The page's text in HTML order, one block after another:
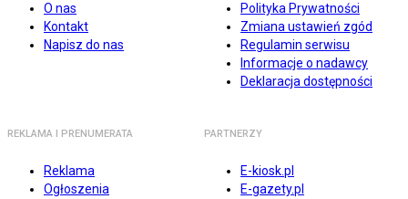
O nas
Kontakt
Napisz do nas
Polityka Prywatności
Zmiana ustawień zgód
Regulamin serwisu
Informacje o nadawcy
Deklaracja dostępności
REKLAMA I PRENUMERATA
Reklama
Ogłoszenia
PARTNERZY
E-kiosk.pl
E-gazety.pl